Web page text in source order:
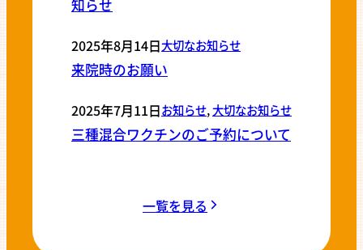
知らせ
2025年8月14日大切なお知らせ
来院時のお願い
2025年7月11日お知らせ, 大切なお知らせ
三種混合ワクチンのご予約について
一覧を見る